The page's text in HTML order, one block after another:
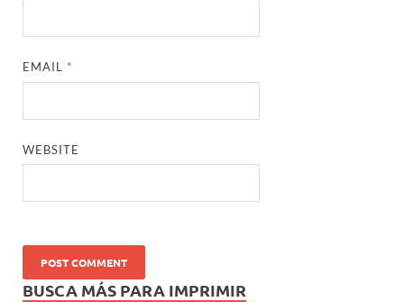
EMAIL *
WEBSITE
BUSCA MÁS PARA IMPRIMIR